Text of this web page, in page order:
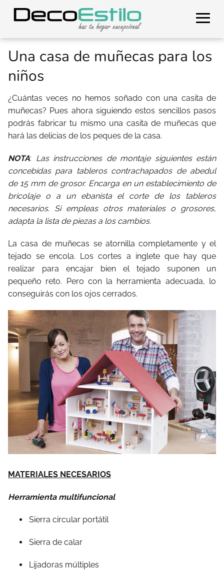
Una casa de muñecas para los
niños
¿Cuántas veces no hemos soñado con una casita de
muñecas? Pues ahora siguiendo estos sencillos pasos
podrás fabricar tu mismo una casita de muñecas que
hará las delicias de los peques de la casa.
NOTA: Las instrucciones de montaje siguientes están
concebidas para tableros contrachapados de abedul
de 15 mm de grosor. Encarga en un establecimiento de
bricolaje o a un ebanista el corte de los tableros
necesarios. Si empleas otros materiales o grosores,
adapta la lista de piezas a los cambios.
La casa de muñecas se atornilla completamente y el
tejado se encola. Los cortes a inglete que hay que
realizar para encajar bien el tejado suponen un
pequeño reto. Pero con la herramienta adecuada, lo
conseguirás con los ojos cerrados.
MATERIALES NECESARIOS
Herramienta multifuncional
Sierra circular portátil
Sierra de calar
Lijadoras múltiples